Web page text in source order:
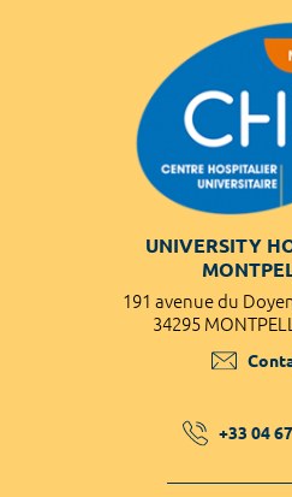
UNIVERSITY
191 avenue du
34295
+33 04